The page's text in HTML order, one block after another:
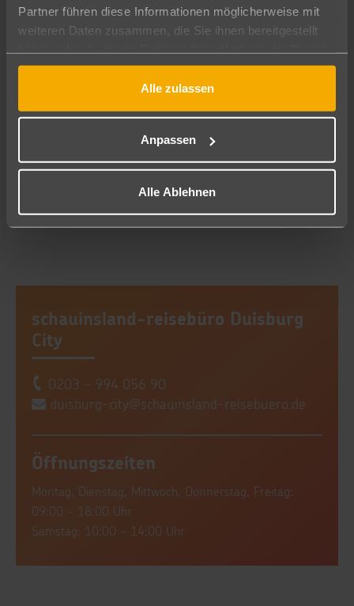
Partner führen diese Informationen möglicherweise mit
weiteren Daten zusammen, die Sie ihnen bereitgestellt
gesammelt haben.
Alle zulassen
Anpassen
Alle Ablehnen
Thailand(TH)
15.08.2025
Calvin Hackbarth
schauinsland-reisebüro Duisburg
City
0203 - 994 056 90
duisburg-city@schauinsland-reisebuero.de
Öffnungszeiten
Montag, Dienstag, Mittwoch, Donnerstag, Freitag:
09:00 - 18:00 Uhr
Samstag: 10:00 - 14:00 Uhr